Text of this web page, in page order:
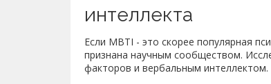
интеллекта
Если MBTI - это скорее популярная
признана научным сообществом.
факторов и вербальным интеллектом.